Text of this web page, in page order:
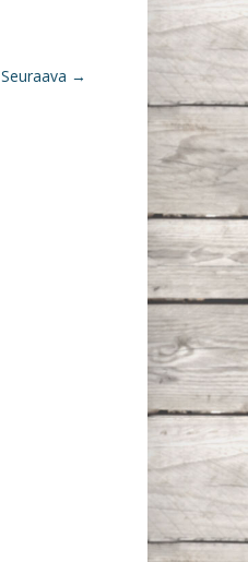
Seuraava →